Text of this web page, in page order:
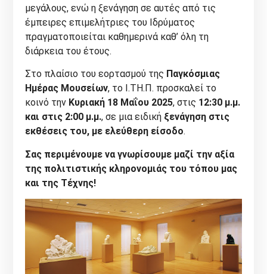
μεγάλους, ενώ η ξενάγηση σε αυτές από τις
έμπειρες επιμελήτριες του Ιδρύματος
πραγματοποιείται καθημερινά καθ’ όλη τη
διάρκεια του έτους.
Στο πλαίσιο του εορτασμού της Παγκόσμιας
Ημέρας Μουσείων, το Ι.ΤΗ.Π. προσκαλεί το
κοινό την Κυριακή 18 Μαΐου 2025, στις 12:30 μ.μ.
και στις 2:00 μ.μ., σε μια ειδική ξενάγηση στις
εκθέσεις του, με ελεύθερη είσοδο.
Σας περιμένουμε να γνωρίσουμε μαζί την αξία
της πολιτιστικής κληρονομιάς του τόπου μας
και της Τέχνης!